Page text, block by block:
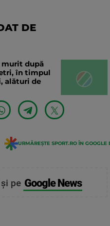
DE
murit după
în timpul
alături de
URMĂREȘTE SPORT.RO ÎN GOOGLE
și pe Google News